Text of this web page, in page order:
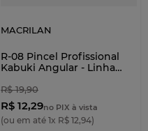
MACRILAN
R-08 Pincel Profissional
Kabuki Angular - Linha
R$ 19,90
R$ 12,29no PIX à vista
(ou em até 1x R$ 12,94)